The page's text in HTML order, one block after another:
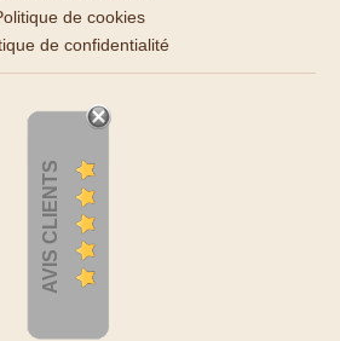
de cookies
de confidentialité
AVIS CLIENTS